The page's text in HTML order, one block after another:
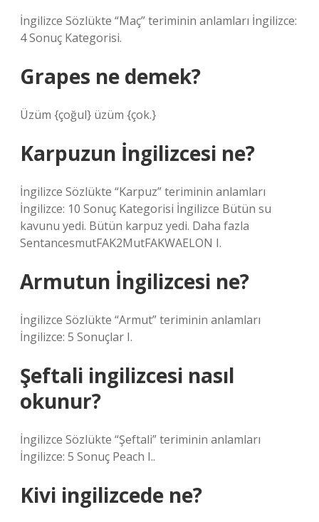
İngilizce Sözlükte “Maç” teriminin anlamları İngilizce:
4 Sonuç Kategorisi.
Grapes ne demek?
Üzüm {çoğul} üzüm {çok.}
Karpuzun İngilizcesi ne?
İngilizce Sözlükte “Karpuz” teriminin anlamları
İngilizce: 10 Sonuç Kategorisi İngilizce Bütün su
kavunu yedi. Bütün karpuz yedi. Daha fazla
SentancesmutFAK2MutFAKWAELON I.
Armutun İngilizcesi ne?
İngilizce Sözlükte “Armut” teriminin anlamları
İngilizce: 5 Sonuçlar I.
Şeftali ingilizcesi nasıl
okunur?
İngilizce Sözlükte “Şeftali” teriminin anlamları
İngilizce: 5 Sonuç Peach I..
Kivi ingilizcede ne?